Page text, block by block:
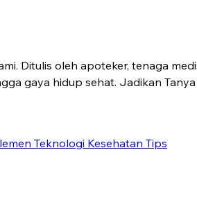
Ditulis oleh apoteker, tenaga
gaya hidup sehat. Jadikan
Teknologi Kesehatan Tips